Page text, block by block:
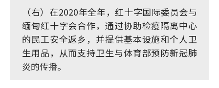
（右）在2020年全年，红十字国际委员会与
缅甸红十字会合作，通过协助检疫隔离中心
的民工安全返乡，并提供基本设施和个人卫
生用品，从而支持卫生与体育部预防新冠肺
炎的传播。